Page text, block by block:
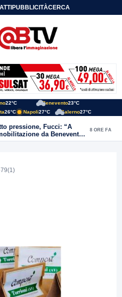
PUBBLICITÀCERCA
22°C Benevento23°C
26°C Napoli27°C Salerno27°C
giovane ferito
dopo una lite:
presunto autore
8 ORE FA